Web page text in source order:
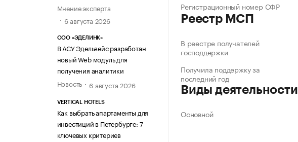
Мнение эксперта
6 августа 2026
ООО «ЭДЕЛИНК»
В АСУ Эдельвейс разработан
новый Web модуль для
получения аналитики
Новость
6 августа 2026
VERTICAL HOTELS
Как выбрать апартаменты для
инвестиций в Петербурге: 7
ключевых критериев
Регистрационный номер СФР
Реестр МСП
В реестре получателей
господдержки
Получила поддержку за
последний год
Виды деятельности
Основной